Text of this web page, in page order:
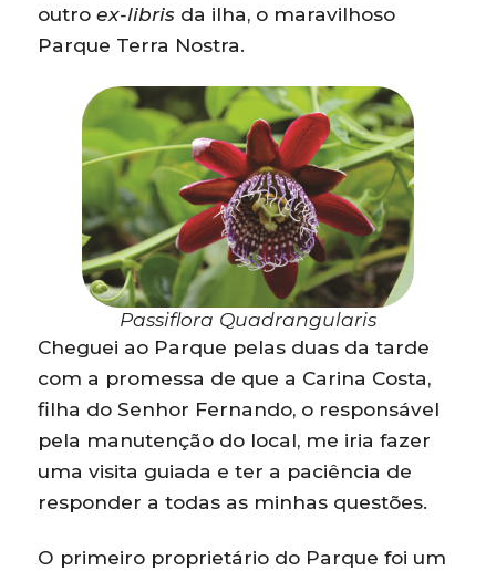
outroex-libris da ilha, o maravilhoso
Parque Terra Nostra.
Passiflora Quadrangularis
Cheguei ao Parque pelas duas da tarde
com a promessa de que a Carina Costa,
filha do Senhor Fernando, o responsável
pela manutenção do local, me iria fazer
uma visita guiada e ter a paciência de
responder a todas as minhas questões.
O primeiro proprietário do Parque foi um